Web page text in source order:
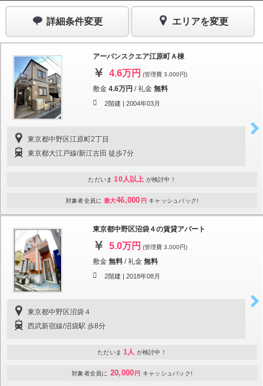
詳細条件変更 エリアを変更
アーバンスクエア江原町Ａ棟
4.6万円 (管理費 3,000円)
敷金 4.6万円 /礼金 無料
2階建 | 2004年03月
東京都中野区江原町2丁目
東京都大江戸線/新江古田 徒歩7分
ただいま 10人以上 が検討中！
対象者全員に 最大46,000 円 キャッシュバック!
東京都中野区沼袋４の賃貸アパート
5.0万円 (管理費 3,000円)
敷金 無料 /礼金 無料
2階建 | 2018年08月
東京都中野区沼袋４
西武新宿線/沼袋駅 歩8分
ただいま 1人 が検討中！
対象者全員に 20,000 円 キャッシュバック!